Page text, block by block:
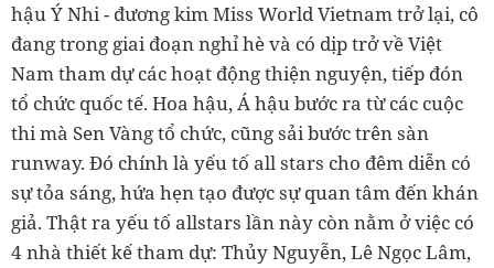
hậu Ý Nhi - đương kim Miss World Vietnam trở lại, cô
đang trong giai đoạn nghỉ hè và có dịp trở về Việt
Nam tham dự các hoạt động thiện nguyện, tiếp đón
tổ chức quốc tế. Hoa hậu, Á hậu bước ra từ các cuộc
thi mà Sen Vàng tổ chức, cũng sải bước trên sàn
runway. Đó chính là yếu tố all stars cho đêm diễn có
sự tỏa sáng, hứa hẹn tạo được sự quan tâm đến khán
giả. Thật ra yếu tố allstars lần này còn nằm ở việc có
4 nhà thiết kế tham dự: Thủy Nguyễn, Lê Ngọc Lâm,